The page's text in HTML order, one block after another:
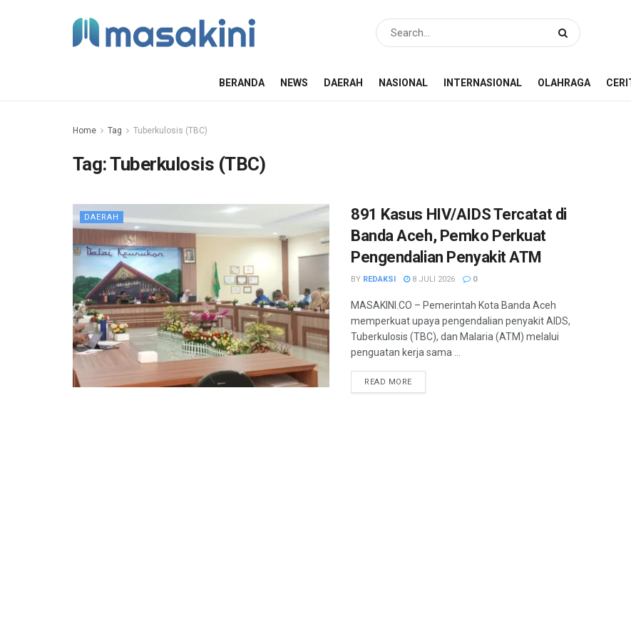
BERANDA NEWS DAERAH NASIONAL INTERNASIONAL OLAHRAGA
Home Tag Tuberkulosis (TBC)
Tag:Tuberkulosis (TBC)
DAERAH
891 Kasus HIV/AIDS Tercatat di
Banda Aceh, Pemko Perkuat
Pengendalian Penyakit ATM
BY REDAKSI 8 JULI 2026 0
MASAKINI.CO – Pemerintah Kota Banda Aceh
memperkuat upaya pengendalian penyakit AIDS,
Tuberkulosis (TBC), dan Malaria (ATM) melalui
penguatan kerja sama ...
READ MORE